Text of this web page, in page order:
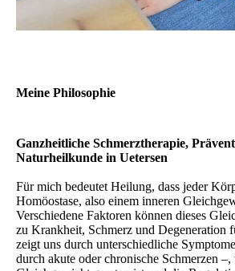
Meine Philosophie
Ganzheitliche Schmerztherapie,
Naturheilkunde in Uetersen
Für mich bedeutet Heilung, dass jeder
Homöostase, also einem inneren
Verschiedene Faktoren können dieses
zu Krankheit, Schmerz und Degeneration
zeigt uns durch unterschiedliche
durch akute oder chronische Schmerzen –,